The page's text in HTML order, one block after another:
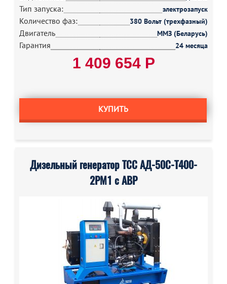
Тип запуска: электрозапуск
Количество фаз: 380 Вольт (трехфазный)
Двигатель ММЗ (Беларусь)
Гарантия 24 месяца
1 409 654 Р
КУПИТЬ
Дизельный генератор ТСС АД-50С-Т400-
2РМ1 с АВР